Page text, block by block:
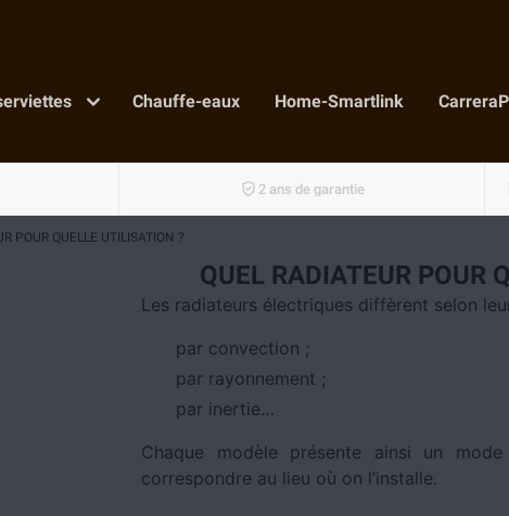
Chauffe-eaux Home-Smartlink
2 ans de garantie
POUR QUELLE UTILISATION ?
QUEL RADIATEUR POUR
Les radiateurs électriques diffèrent selon
par convection ;
par rayonnement ;
par inertie…
Chaque modèle présente ainsi un
correspondre au lieu où on l’installe.